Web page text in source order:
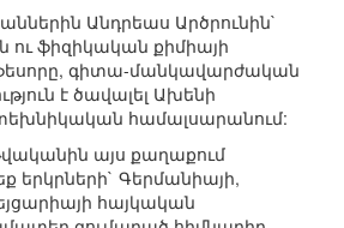
Անդրեաս Արծրունին`
ու ֆիզիկական քիմիայի
գիտա-մանկավարժական
է ծավալել Ախենի
համալսարանում:
այս քաղաքում
երկրների` Գերմանիայի,
հայկական